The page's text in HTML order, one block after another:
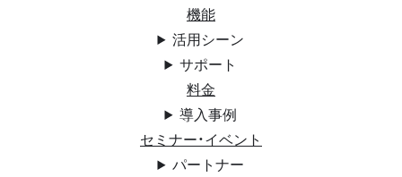
機能
活用シーン
サポート
料金
導入事例
セミナー・イベント
パートナー